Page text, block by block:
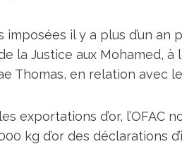
il y a plus d’un an
la Justice aux Mohamed,
Thomas, en relation avec
exportations d’or, l’OFAC
kg d’or des déclarations